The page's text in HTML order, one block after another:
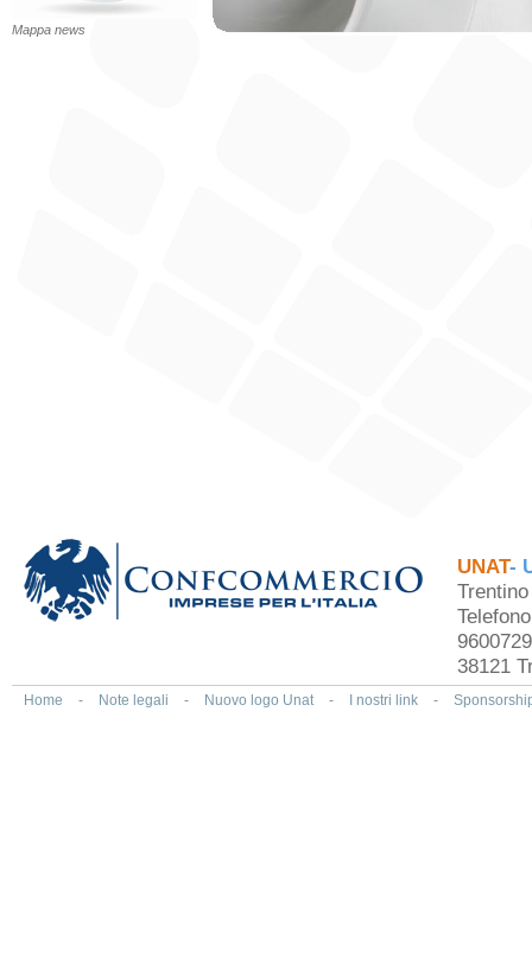
Mappa news
UNAT-
38121
Home - Note legali - Nuovo logo Unat - I nostri link -